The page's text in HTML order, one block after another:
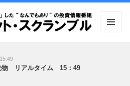
物 リアルタイム 15：49